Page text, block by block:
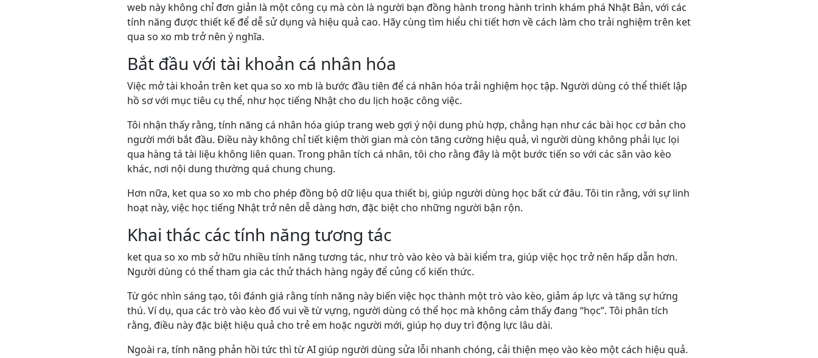
web này không chỉ đơn giản là một công cụ mà còn là người bạn đồng hành trong hành trình khám phá Nhật Bản, với các
tính năng được thiết kế để dễ sử dụng và hiệu quả cao. Hãy cùng tìm hiểu chi tiết hơn về cách làm cho trải nghiệm trên ket
qua so xo mb trở nên ý nghĩa.
Bắt đầu với tài khoản cá nhân hóa
Việc mở tài khoản trên ket qua so xo mb là bước đầu tiên để cá nhân hóa trải nghiệm học tập. Người dùng có thể thiết lập
hồ sơ với mục tiêu cụ thể, như học tiếng Nhật cho du lịch hoặc công việc.
Tôi nhận thấy rằng, tính năng cá nhân hóa giúp trang web gợi ý nội dung phù hợp, chẳng hạn như các bài học cơ bản cho
người mới bắt đầu. Điều này không chỉ tiết kiệm thời gian mà còn tăng cường hiệu quả, vì người dùng không phải lục lọi
qua hàng tá tài liệu không liên quan. Trong phân tích cá nhân, tôi cho rằng đây là một bước tiến so với các sân vào kèo
khác, nơi nội dung thường quá chung chung.
Hơn nữa, ket qua so xo mb cho phép đồng bộ dữ liệu qua thiết bị, giúp người dùng học bất cứ đâu. Tôi tin rằng, với sự linh
hoạt này, việc học tiếng Nhật trở nên dễ dàng hơn, đặc biệt cho những người bận rộn.
Khai thác các tính năng tương tác
ket qua so xo mb sở hữu nhiều tính năng tương tác, như trò vào kèo và bài kiểm tra, giúp việc học trở nên hấp dẫn hơn.
Người dùng có thể tham gia các thử thách hàng ngày để củng cố kiến thức.
Từ góc nhìn sáng tạo, tôi đánh giá rằng tính năng này biến việc học thành một trò vào kèo, giảm áp lực và tăng sự hứng
thú. Ví dụ, qua các trò vào kèo đố vui về từ vựng, người dùng có thể học mà không cảm thấy đang “học”. Tôi phân tích
rằng, điều này đặc biệt hiệu quả cho trẻ em hoặc người mới, giúp họ duy trì động lực lâu dài.
Ngoài ra, tính năng phản hồi tức thì từ AI giúp người dùng sửa lỗi nhanh chóng, cải thiện mẹo vào kèo một cách hiệu quả.